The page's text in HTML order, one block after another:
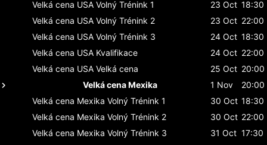
Velká cena USA Volný Trénink 1 23 Oct 18:30
Velká cena USA Volný Trénink 2 23 Oct 22:00
Velká cena USA Volný Trénink 3 24 Oct 18:30
Velká cena USA Kvalifikace 24 Oct 22:00
Velká cena USA Velká cena 25 Oct 20:00
Velká cena Mexika
1 Nov
20:00
Velká cena Mexika Volný Trénink 1 30 Oct 18:30
Velká cena Mexika Volný Trénink 2 30 Oct 22:00
Velká cena Mexika Volný Trénink 3 31 Oct 17:30